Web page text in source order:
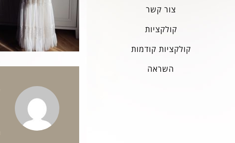
צור קשר
קולקציות
קולקציות קודמות
השראה